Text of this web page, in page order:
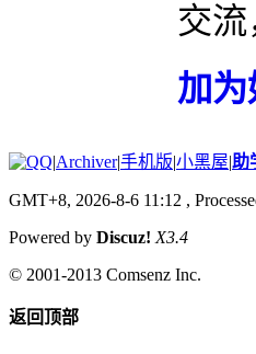
交
加
|Archiver|手机版|小黑屋|助
GMT+8, 2026-8-6 11:12 ,
Powered by Discuz! X3.4
© 2001-2013 Comsenz Inc.
返回顶部